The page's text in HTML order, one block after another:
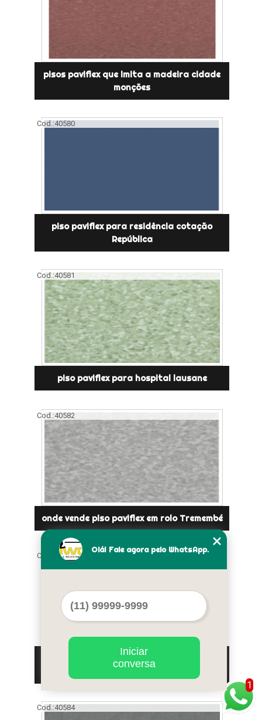
pisos paviflex que imita a madeira cidade
monções
Cod.:40580
piso paviflex para residência cotação
República
Cod.:40581
piso paviflex para hospital lausane
Cod.:40582
onde vende piso paviflex em rolo Tremembé
Cod.: 40583
piso paviflex para consultório Jockey
Cod.:40584
1
Olá! Fale agora pelo WhatsApp.
Iniciar
conversa